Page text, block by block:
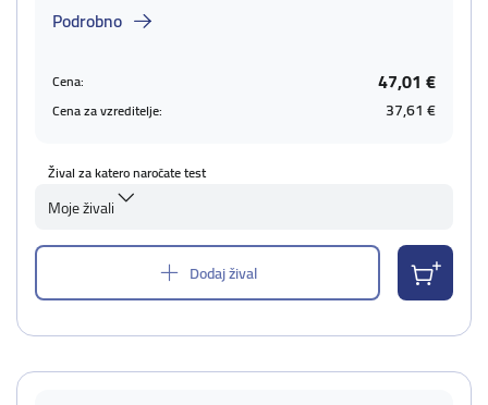
Podrobno
Cena: 47,01 €
Cena za vzreditelje: 37,61 €
Žival za katero naročate test
Moje živali
Dodaj žival